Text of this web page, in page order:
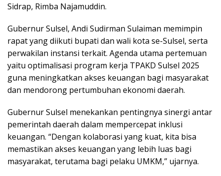
Sidrap, Rimba Najamuddin.
Gubernur Sulsel, Andi Sudirman Sulaiman memimpin
rapat yang diikuti bupati dan wali kota se-Sulsel, serta
perwakilan instansi terkait. Agenda utama pertemuan
yaitu optimalisasi program kerja TPAKD Sulsel 2025
guna meningkatkan akses keuangan bagi masyarakat
dan mendorong pertumbuhan ekonomi daerah.
Gubernur Sulsel menekankan pentingnya sinergi antar
pemerintah daerah dalam mempercepat inklusi
keuangan. “Dengan kolaborasi yang kuat, kita bisa
memastikan akses keuangan yang lebih luas bagi
masyarakat, terutama bagi pelaku UMKM,” ujarnya.